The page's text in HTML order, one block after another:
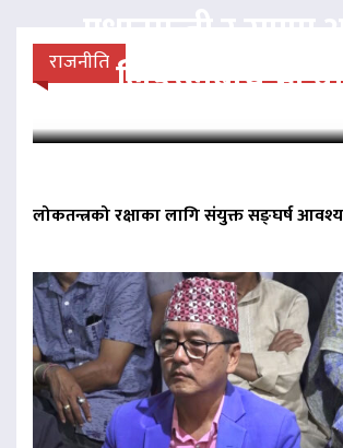
राजनीति
प्रधानमन्त्री र
लिङदेनबीच
लोकतन्त्रको रक्षाका लागि संयुक्त सङ्घर्ष